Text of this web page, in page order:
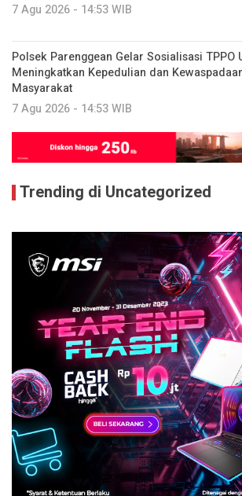
7 Agu 2026 - 14:53 WIB
Polsek Parenggean Gelar Sosialisasi TPPO
Meningkatkan Kepedulian dan
Masyarakat
7 Agu 2026 - 14:53 WIB
Trending di Uncategorized